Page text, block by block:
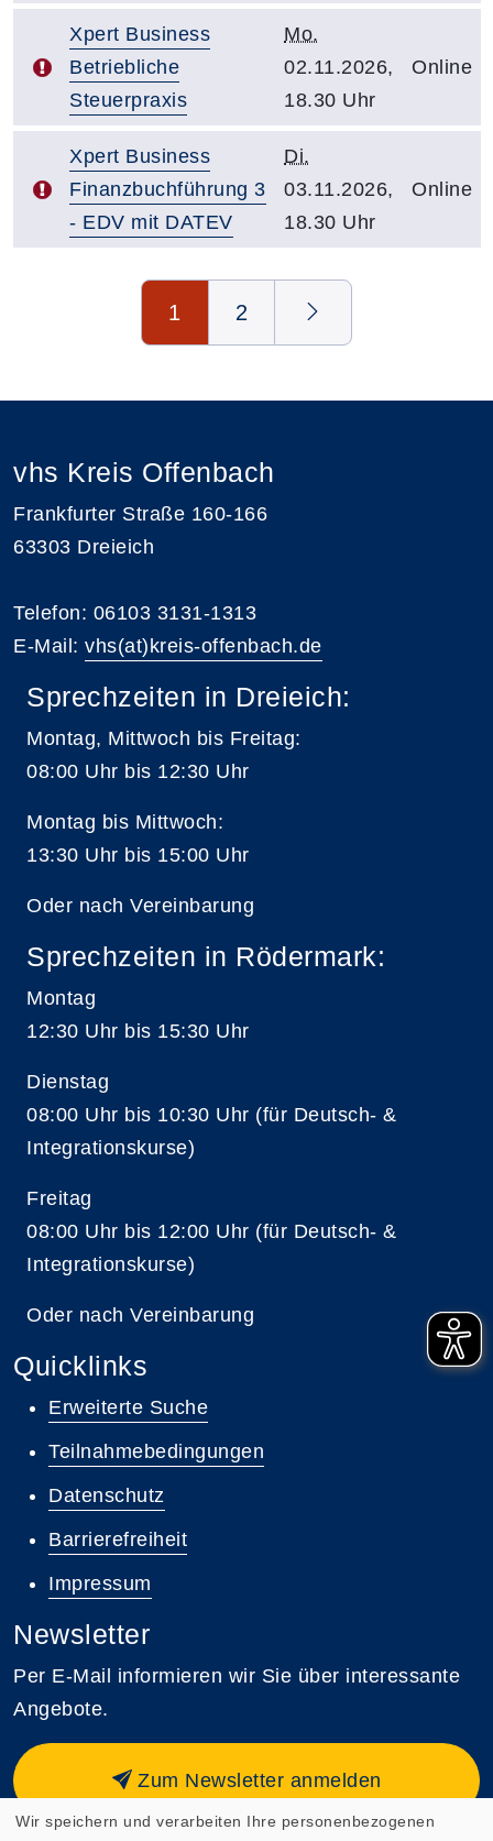
Xpert Business
Betriebliche
Steuerpraxis
Mo.
02.11.2026,
18.30 Uhr
Online
Xpert Business
Finanzbuchführung 3
- EDV mit DATEV
Di.
03.11.2026,
18.30 Uhr
Online
1 2
vhs Kreis Offenbach
Frankfurter Straße 160-166
63303 Dreieich
Telefon: 06103 3131-1313
E-Mail: vhs(at)kreis-offenbach.de
Sprechzeiten in Dreieich:
Montag, Mittwoch bis Freitag:
08:00 Uhr bis 12:30 Uhr
Montag bis Mittwoch:
13:30 Uhr bis 15:00 Uhr
Oder nach Vereinbarung
Sprechzeiten in Rödermark:
Montag
12:30 Uhr bis 15:30 Uhr
Dienstag
08:00 Uhr bis 10:30 Uhr (für Deutsch- &
Integrationskurse)
Freitag
08:00 Uhr bis 12:00 Uhr (für Deutsch- &
Integrationskurse)
Oder nach Vereinbarung
Quicklinks
Erweiterte Suche
Teilnahmebedingungen
Datenschutz
Barrierefreiheit
Impressum
Newsletter
Per E-Mail informieren wir Sie über interessante
Angebote.
Zum Newsletter anmelden
Wir speichern und verarbeiten Ihre personenbezogenen